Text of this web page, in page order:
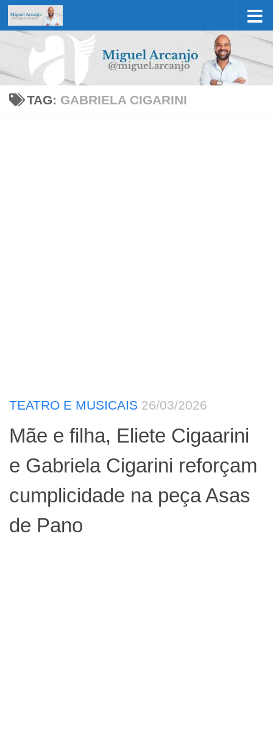
Skip to content
TAG: GABRIELA CIGARINI
TEATRO E MUSICAIS 26/03/2026
Mãe e filha, Eliete Cigaarini
e Gabriela Cigarini reforçam
cumplicidade na peça Asas
de Pano